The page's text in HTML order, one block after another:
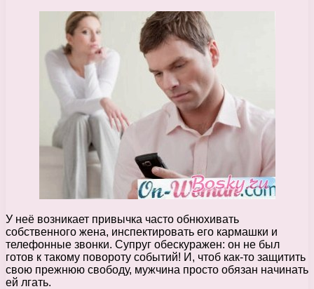
У неё возникает привычка часто обнюхивать
собственного жена, инспектировать его кармашки и
телефонные звонки. Супруг обескуражен: он не был
готов к такому повороту событий! И, чтоб как-то защитить
свою прежнюю свободу, мужчина просто обязан начинать
ей лгать.